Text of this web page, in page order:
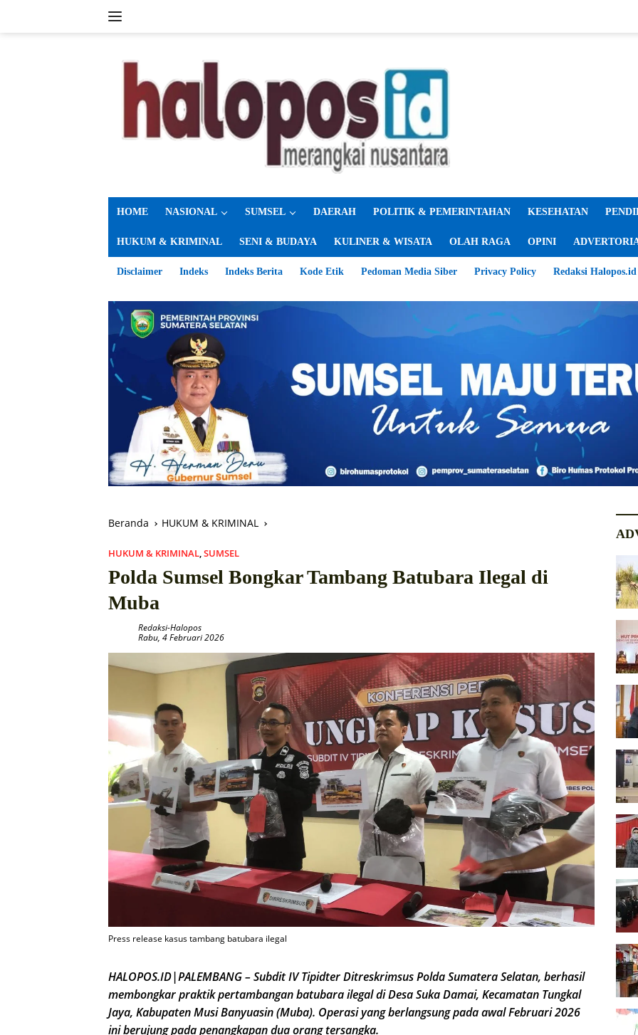
HOME NASIONAL SUMSEL DAERAH POLITIK & PEMERINTAHAN KESEHATAN
HUKUM & KRIMINAL SENI & BUDAYA KULINER & WISATA OLAH RAGA OPINI
Disclaimer Indeks Indeks Berita Kode Etik Pedoman Media Siber Privacy Policy Redaksi Halopos.id
Beranda HUKUM & KRIMINAL
HUKUM & KRIMINAL,SUMSEL
Polda Sumsel Bongkar Tambang Batubara Ilegal di
Muba
Redaksi-Halopos
Rabu, 4 Februari 2026
Press release kasus tambang batubara ilegal
HALOPOS.ID|PALEMBANG – Subdit IV Tipidter Ditreskrimsus Polda Sumatera Selatan, berhasil
membongkar praktik pertambangan batubara ilegal di Desa Suka Damai, Kecamatan Tungkal
Jaya, Kabupaten Musi Banyuasin (Muba). Operasi yang berlangsung pada awal Februari 2026
ini berujung pada penangkapan dua orang tersangka.